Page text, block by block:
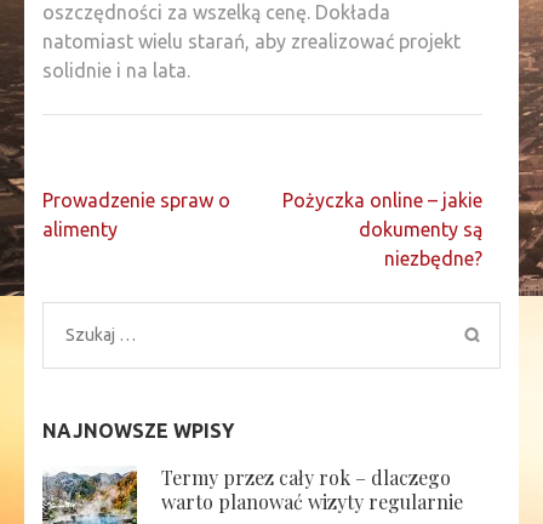
oszczędności za wszelką cenę. Dokłada
natomiast wielu starań, aby zrealizować projekt
solidnie i na lata.
Nawigacja
wpisu
Prowadzenie spraw o
alimenty
Pożyczka online – jakie
dokumenty są
niezbędne?
Szukaj:
NAJNOWSZE WPISY
Termy przez cały rok – dlaczego
warto planować wizyty regularnie